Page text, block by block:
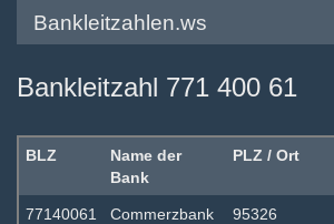
Bankleitzahlen.ws
Bankleitzahl 771 400 61
BLZ
Name der
Bank
PLZ / Ort
77140061 Commerzbank
95326